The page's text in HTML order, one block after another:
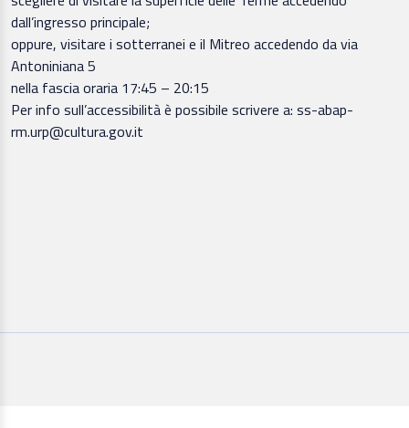
dall’ingresso principale;
oppure, visitare i sotterranei e il Mitreo accedendo da via
Antoniniana 5
nella fascia oraria 17:45 – 20:15
Per info sull’accessibilità è possibile scrivere a: ss-abap-
rm.urp@cultura.gov.it